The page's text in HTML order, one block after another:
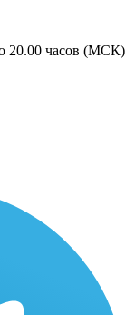
20.00 часов (МСК)